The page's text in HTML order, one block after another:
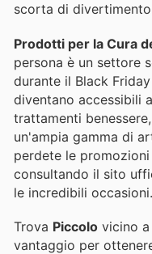
scorta di
Prodotti per la Cura
persona è un settore
durante il Black
diventano accessibili
trattamenti
un'ampia gamma di
perdete le
consultando il sito
le incredibili occasioni.
Trova Piccolo vicino
vantaggio per